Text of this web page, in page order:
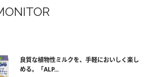
良質な植物性ミルクを、手軽においしく楽し
める。「ALP...